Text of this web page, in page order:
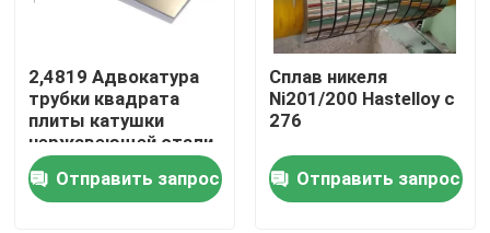
Свяжитесь мы
Материал Inconel 600
2,4819 Адвокатура
трубки квадрата
плиты катушки
нержавеющей стали
Hastelloy c 276
круглая
Отправить запрос
Сплав никеля
Ni201/200 Hastelloy c
276
Отправить запрос